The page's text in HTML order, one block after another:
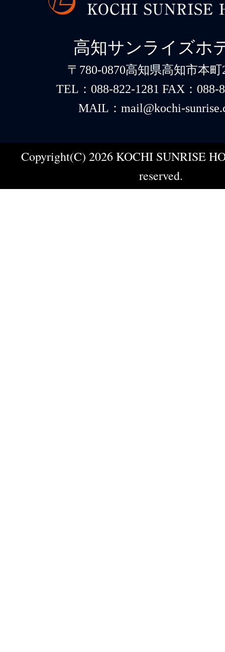
高知サンライズホ
〒780-0870高知県高知市本町
TEL：088-822-1281 FAX：088-
MAIL：mail@kochi-
Copyright(C) 2026 KOCHI SUNRISE
reserved.